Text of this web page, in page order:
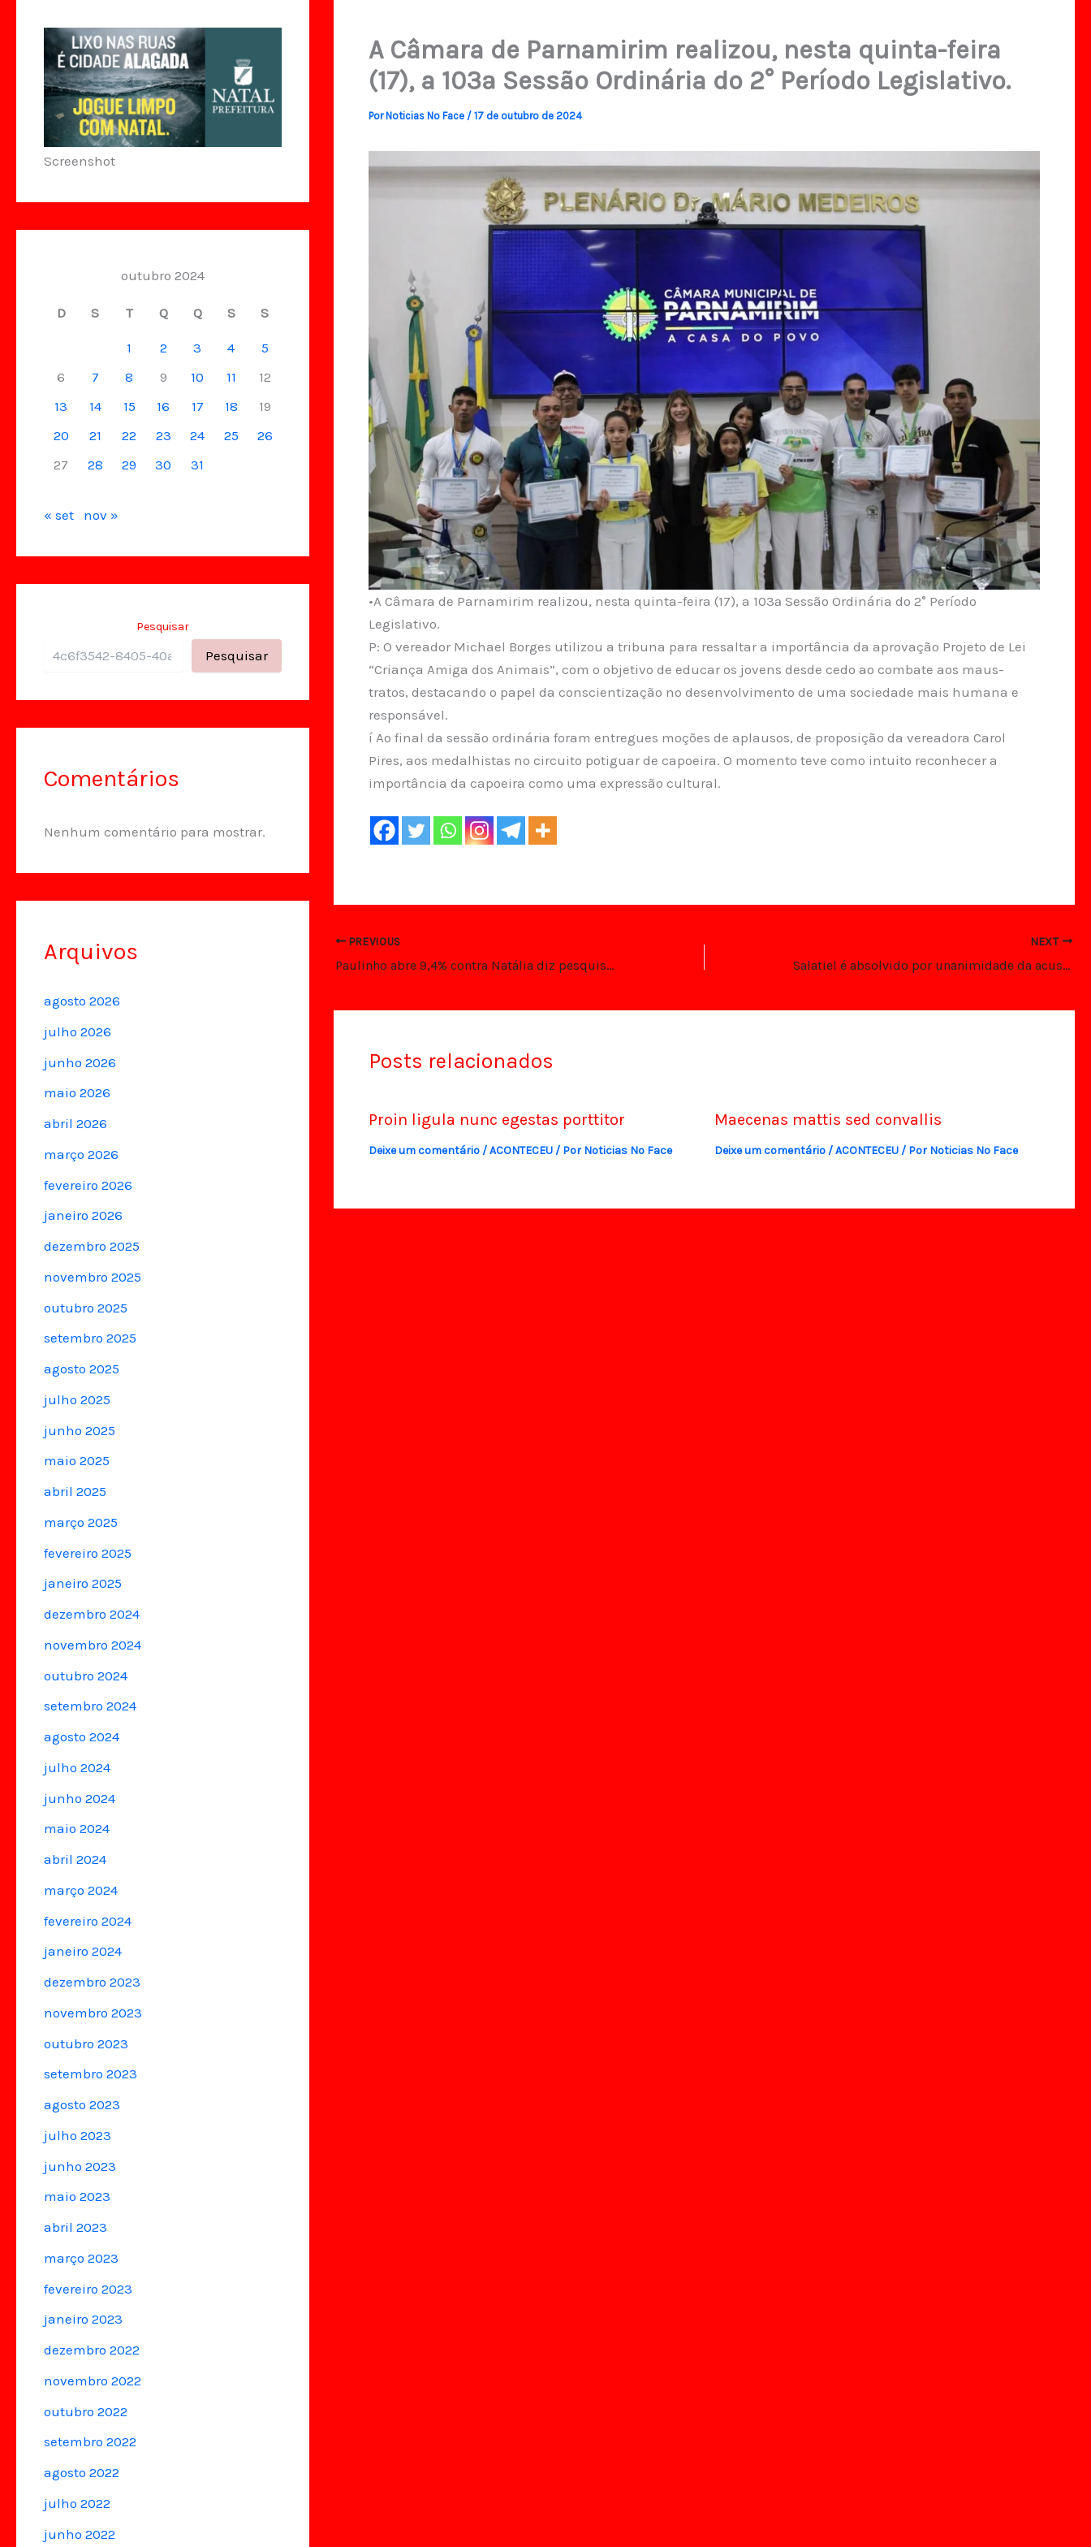
Screenshot
outubro 2024
D S T Q Q S S
1 2 3 4
5
6
7 8 9 10 11
12
13
14 15 16 17 18
19
20
21 22 23 24 25
26
27
28 29 30 31
« set nov »
Pesquisar
Pesquisar
Comentários
Nenhum comentário para mostrar.
Arquivos
agosto 2026
julho 2026
junho 2026
maio 2026
abril 2026
março 2026
fevereiro 2026
janeiro 2026
dezembro 2025
novembro 2025
outubro 2025
setembro 2025
agosto 2025
julho 2025
junho 2025
maio 2025
abril 2025
março 2025
fevereiro 2025
janeiro 2025
dezembro 2024
novembro 2024
outubro 2024
setembro 2024
agosto 2024
julho 2024
junho 2024
maio 2024
abril 2024
março 2024
fevereiro 2024
janeiro 2024
dezembro 2023
novembro 2023
outubro 2023
setembro 2023
agosto 2023
julho 2023
junho 2023
maio 2023
abril 2023
março 2023
fevereiro 2023
janeiro 2023
dezembro 2022
novembro 2022
outubro 2022
setembro 2022
agosto 2022
julho 2022
junho 2022
A Câmara de Parnamirim realizou, nesta quinta-feira
(17), a 103ª Sessão Ordinária do 2° Período Legislativo.
PorNoticias No Face / 17 de outubro de 2024
•A Câmara de Parnamirim realizou, nesta quinta-feira (17), a 103ª Sessão Ordinária do 2° Período
Legislativo.
P: O vereador Michael Borges utilizou a tribuna para ressaltar a importância da aprovação Projeto de Lei
“Criança Amiga dos Animais”, com o objetivo de educar os jovens desde cedo ao combate aos maus-
tratos, destacando o papel da conscientização no desenvolvimento de uma sociedade mais humana e
responsável.
í Ao final da sessão ordinária foram entregues moções de aplausos, de proposição da vereadora Carol
Pires, aos medalhistas no circuito potiguar de capoeira. O momento teve como intuito reconhecer a
importância da capoeira como uma expressão cultural.
PREVIOUS
Paulinho abre 9,4% contra Natália diz pesquisa AFFARE/NATAL
NEXT
Salatiel é absolvido por unanimidade da acusação do processo CIDADE LUZ
Posts relacionados
Proin ligula nunc egestas porttitor
Deixe um comentário /ACONTECEU/ Por Noticias No Face
Maecenas mattis sed convallis
Deixe um comentário /ACONTECEU / Por Noticias No Face